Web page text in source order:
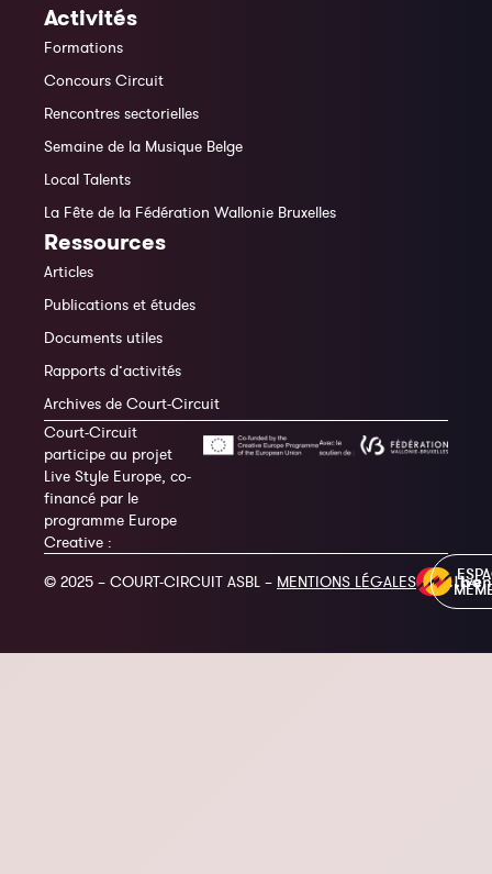
Activités
Formations
Concours Circuit
Rencontres sectorielles
Semaine de la Musique Belge
Local Talents
La Fête de la Fédération Wallonie Bruxelles
Ressources
Articles
Publications et études
Documents utiles
Rapports d’activités
Archives de Court-Circuit
Court-Circuit
participe au projet
Live Style Europe, co-
financé par le
programme Europe
Creative :
© 2025 – COURT-CIRCUIT ASBL – MENTIONS LÉGALES